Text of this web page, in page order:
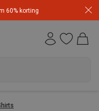
60% korting